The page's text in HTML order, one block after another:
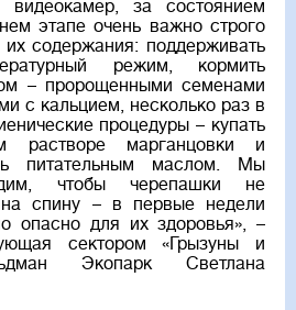
за состоянием
этапе очень важно строго
содержания: поддерживать
режим, кормить
– пророщенными семенами
с кальцием, несколько раз в
процедуры – купать
растворе марганцовки и
питательным маслом. Мы
чтобы черепашки не
на спину – в первые недели
опасно для их здоровья», –
сектором «Грызуны и
Экопарк Светлана